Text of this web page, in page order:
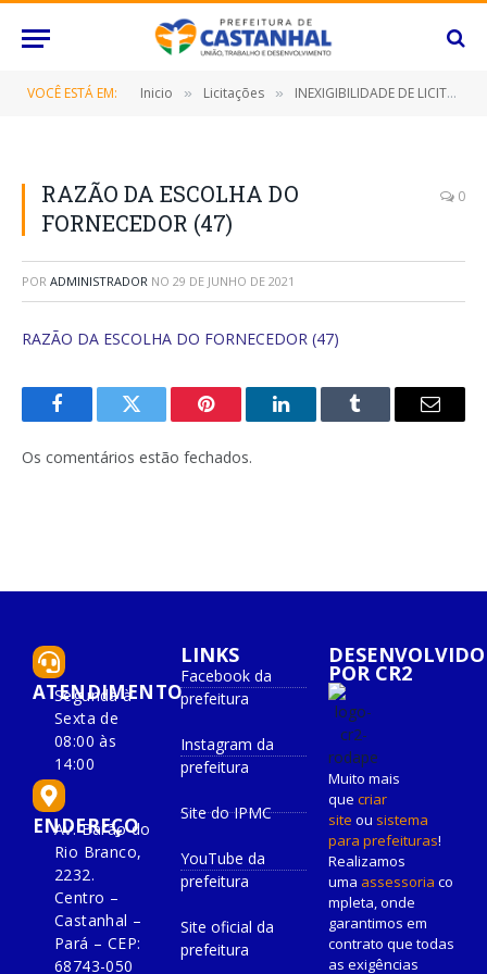
VOCÊ ESTÁ EM: Inicio » Licitações » INEXIGIBILIDADE DE LICITAÇÃO 017/2021 (AQUISIÇÃO DE 30 (TRINTA) PISTOLAS CALIBRE 9MM, MODELO TS9, VISANDO RENOVAR E REFORÇAR O ARSENAL DE ARMAS DE FOGO EXISTENTE NA GUARDA CIVIL DE CASTANHAL)
RAZÃO DA ESCOLHA DO
FORNECEDOR (47)
0
POR ADMINISTRADOR NO 29 DE JUNHO DE 2021
RAZÃO DA ESCOLHA DO FORNECEDOR (47)
FacebookTwitter Pinterest O
Tumblr
E-
Os comentários estão fechados.
ATENDIMENTO
Segunda à
Sexta de
08:00 às
14:00
ENDEREÇO
Av. Barão do
Rio Branco,
2232.
Centro –
Castanhal –
Pará – CEP:
68743-050
LINKS
Facebook da
prefeitura
Instagram da
prefeitura
Site do IPMC
YouTube da
prefeitura
Site oficial da
prefeitura
DESENVOLVIDO
POR CR2
Muito mais
que criar
site ou sistema
para prefeituras!
Realizamos
uma assessoria co
mpleta, onde
garantimos em
contrato que todas
as exigências